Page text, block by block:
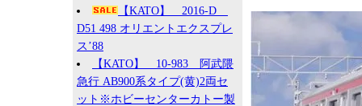
【KATO】 2016-D
D51 498 オリエントエクスプレ
ス’88
【KATO】 10-983 阿武隈
急行 AB900系タイプ(黄)2両セ
ット※ホビーセンターカトー製